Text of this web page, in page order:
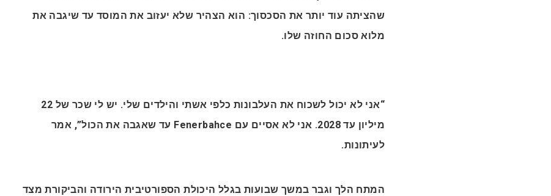
שהציתה עוד יותר את הסכסוך: הוא הצהיר שלא יעזוב את המוסד עד שיגבה את
מלוא סכום החוזה שלו.
“אני לא יכול לשכוח את העלבונות כלפי אשתי והילדים שלי. יש לי שכר של 22
מיליון עד 2028. אני לא אסיים עם Fenerbahce עד שאגבה את הכול”, אמר
לעיתונות.
המתח הלך וגבר במשך שבועות בגלל היכולת הספורטיבית הירודה והביקורת מצד